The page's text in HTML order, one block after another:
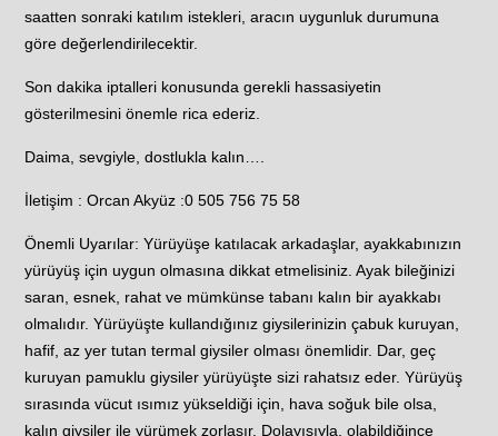
saatten sonraki katılım istekleri, aracın uygunluk durumuna
göre değerlendirilecektir.
Son dakika iptalleri konusunda gerekli hassasiyetin
gösterilmesini önemle rica ederiz.
Daima, sevgiyle, dostlukla kalın….
İletişim : Orcan Akyüz :0 505 756 75 58
Önemli Uyarılar: Yürüyüşe katılacak arkadaşlar, ayakkabınızın
yürüyüş için uygun olmasına dikkat etmelisiniz. Ayak bileğinizi
saran, esnek, rahat ve mümkünse tabanı kalın bir ayakkabı
olmalıdır. Yürüyüşte kullandığınız giysilerinizin çabuk kuruyan,
hafif, az yer tutan termal giysiler olması önemlidir. Dar, geç
kuruyan pamuklu giysiler yürüyüşte sizi rahatsız eder. Yürüyüş
sırasında vücut ısımız yükseldiği için, hava soğuk bile olsa,
kalın giysiler ile yürümek zorlaşır. Dolayısıyla, olabildiğince